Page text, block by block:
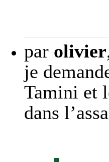
par olivier
je
Tamini et
dans